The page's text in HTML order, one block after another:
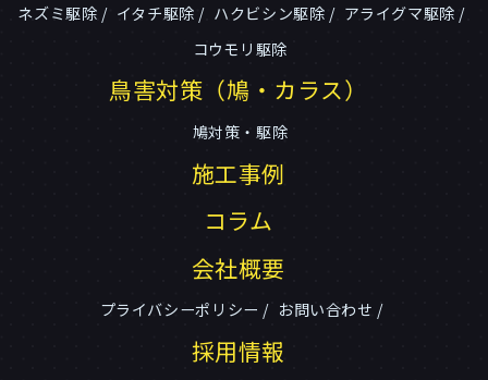
ネズミ駆除 イタチ駆除 ハクビシン駆除
アライグマ駆除
コウモリ駆除
鳥害対策（鳩・カラス）
鳩対策・駆除
施工事例
コラム
会社概要
プライバシーポリシー お問い合わせ
採用情報